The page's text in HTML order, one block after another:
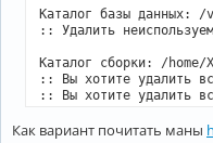
Каталог базы данных:
:: Удалить
Каталог сборки: /home/
:: Вы хотите удалить
Как вариант почитать маны